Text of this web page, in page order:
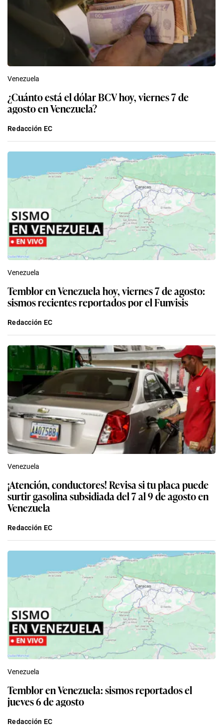
Venezuela
¿Cuánto está el dólar BCV hoy, viernes 7 de
agosto en Venezuela?
Redacción EC
Venezuela
Temblor en Venezuela hoy, viernes 7 de agosto:
sismos recientes reportados por el Funvisis
Redacción EC
Venezuela
¡Atención, conductores! Revisa si tu placa puede
surtir gasolina subsidiada del 7 al 9 de agosto en
Venezuela
Redacción EC
Venezuela
Temblor en Venezuela: sismos reportados el
jueves 6 de agosto
Redacción EC